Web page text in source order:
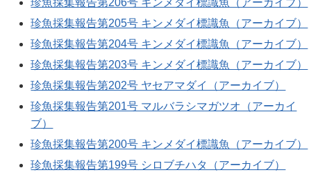
珍魚採集報告第205号 キンメダイ標識魚（アーカイブ）
珍魚採集報告第204号 キンメダイ標識魚（アーカイブ）
珍魚採集報告第203号 キンメダイ標識魚（アーカイブ）
珍魚採集報告第202号 ヤセアマダイ（アーカイブ）
珍魚採集報告第201号 マルバラシマガツオ（アーカイ
ブ）
珍魚採集報告第200号 キンメダイ標識魚（アーカイブ）
珍魚採集報告第199号 シロブチハタ（アーカイブ）